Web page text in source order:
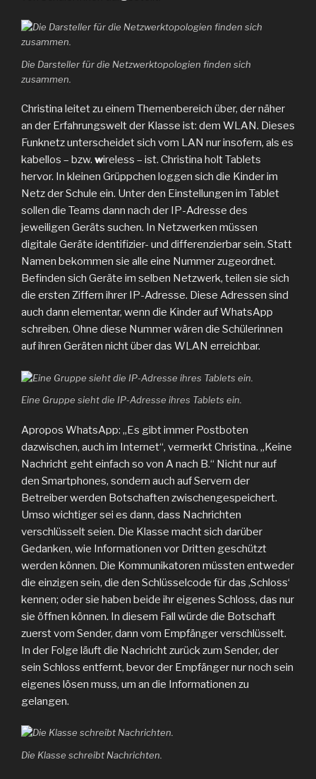
Die Darsteller für die Netzwerktopologien finden sich
zusammen.
Christina leitet zu einem Themenbereich über, der näher
an der Erfahrungswelt der Klasse ist: dem WLAN. Dieses
Funknetz unterscheidet sich vom LAN nur insofern, als es
kabellos – bzw. wireless – ist. Christina holt Tablets
hervor. In kleinen Grüppchen loggen sich die Kinder im
Netz der Schule ein. Unter den Einstellungen im Tablet
sollen die Teams dann nach der IP-Adresse des
jeweiligen Geräts suchen. In Netzwerken müssen
digitale Geräte identifizier- und differenzierbar sein. Statt
Namen bekommen sie alle eine Nummer zugeordnet.
Befinden sich Geräte im selben Netzwerk, teilen sie sich
die ersten Ziffern ihrer IP-Adresse. Diese Adressen sind
auch dann elementar, wenn die Kinder auf WhatsApp
schreiben. Ohne diese Nummer wären die Schülerinnen
auf ihren Geräten nicht über das WLAN erreichbar.
Eine Gruppe sieht die IP-Adresse ihres Tablets ein.
Apropos WhatsApp: „Es gibt immer Postboten
dazwischen, auch im Internet“, vermerkt Christina. „Keine
Nachricht geht einfach so von A nach B.“ Nicht nur auf
den Smartphones, sondern auch auf Servern der
Betreiber werden Botschaften zwischengespeichert.
Umso wichtiger sei es dann, dass Nachrichten
verschlüsselt seien. Die Klasse macht sich darüber
Gedanken, wie Informationen vor Dritten geschützt
werden können. Die Kommunikatoren müssten entweder
die einzigen sein, die den Schlüsselcode für das ‚Schloss‘
kennen; oder sie haben beide ihr eigenes Schloss, das nur
sie öffnen können. In diesem Fall würde die Botschaft
zuerst vom Sender, dann vom Empfänger verschlüsselt.
In der Folge läuft die Nachricht zurück zum Sender, der
sein Schloss entfernt, bevor der Empfänger nur noch sein
eigenes lösen muss, um an die Informationen zu
gelangen.
Die Klasse schreibt Nachrichten.